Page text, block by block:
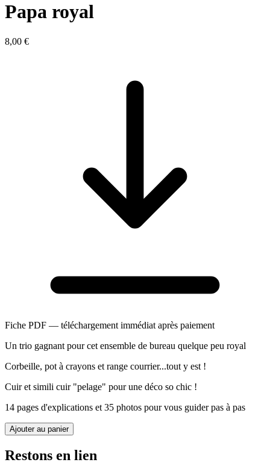
Papa royal
8,00 €
Fiche PDF — téléchargement immédiat après paiement
Un trio gagnant pour cet ensemble de bureau quelque peu royal
Corbeille, pot à crayons et range courrier...tout y est !
Cuir et simili cuir "pelage" pour une déco so chic !
14 pages d'explications et 35 photos pour vous guider pas à pas
Ajouter au panier
Restons en lien